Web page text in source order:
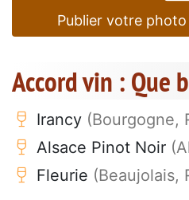
Publier votre
Accord vin : Que
Irancy (Bourgogne,
Alsace Pinot Noir
Fleurie (Beaujolais,